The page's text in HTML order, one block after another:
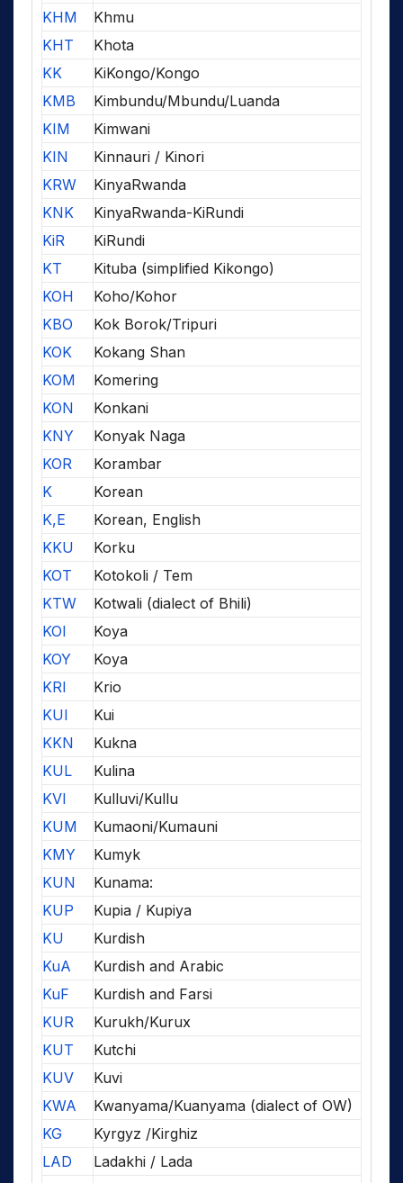
KHM
Khmu
KHT
Khota
KK
KiKongo/Kongo
KMB
Kimbundu/Mbundu/Luanda
KIM
Kimwani
KIN
Kinnauri / Kinori
KRW
KinyaRwanda
KNK
KinyaRwanda-KiRundi
KiR
KiRundi
KT
Kituba (simplified Kikongo)
KOH
Koho/Kohor
KBO
Kok Borok/Tripuri
KOK
Kokang Shan
KOM
Komering
KON
Konkani
KNY
Konyak Naga
KOR
Korambar
K
Korean
K,E
Korean, English
KKU
Korku
KOT
Kotokoli / Tem
KTW
Kotwali (dialect of Bhili)
KOI
Koya
KOY
Koya
KRI
Krio
KUI
Kui
KKN
Kukna
KUL
Kulina
KVI
Kulluvi/Kullu
KUM
Kumaoni/Kumauni
KMY
Kumyk
KUN
Kunama:
KUP
Kupia / Kupiya
KU
Kurdish
KuA
Kurdish and Arabic
KuF
Kurdish and Farsi
KUR
Kurukh/Kurux
KUT
Kutchi
KUV
Kuvi
KWA
Kwanyama/Kuanyama (dialect of OW)
KG
Kyrgyz /Kirghiz
LAD
Ladakhi / Lada